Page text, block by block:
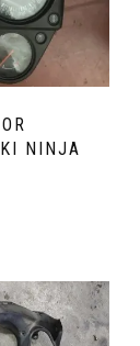
NINJA